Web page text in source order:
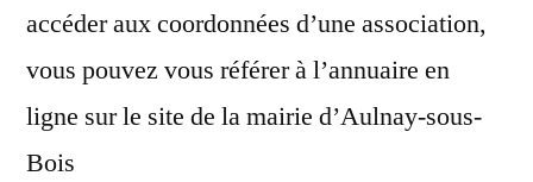
accéder aux coordonnées d’une association,
vous pouvez vous référer à l’annuaire en
ligne sur le site de la mairie d’Aulnay-sous-
Bois